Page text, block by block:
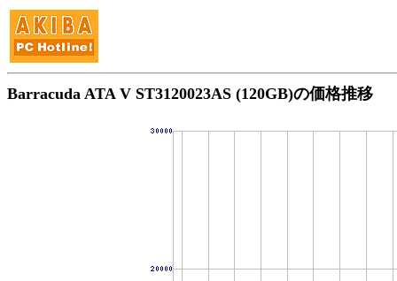
Barracuda ATA V ST3120023AS (120GB)の価格推移